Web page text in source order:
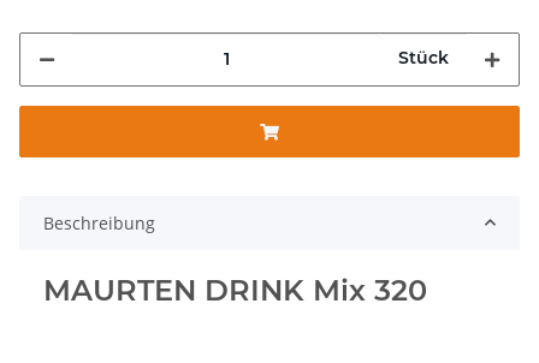
Stück
Beschreibung
MAURTEN DRINK Mix 320